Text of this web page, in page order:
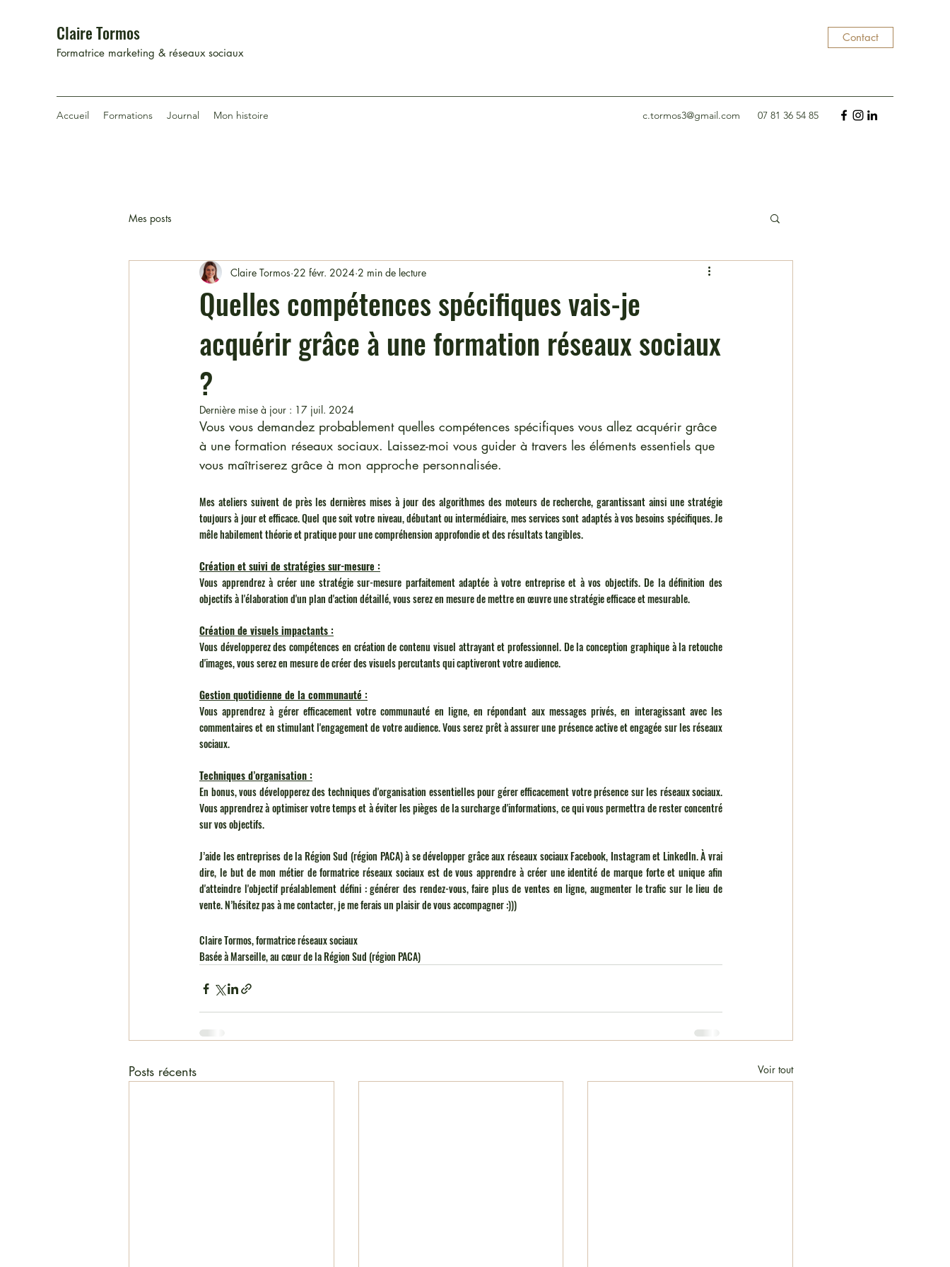
Claire Tormos
Formatrice marketing & réseaux sociaux
Contact
Accueil Formations Journal Mon histoire c.tormos3@gmail.com 07 81 36 54 85
Mes posts
Quelles compétences spécifiques vais-je
acquérir grâce à une formation réseaux sociaux
?
Claire Tormos 22 févr. 2024 2 min de lecture
Dernière mise à jour : 17 juil. 2024
Vous vous demandez probablement quelles compétences spécifiques vous allez acquérir grâce
à une formation réseaux sociaux. Laissez-moi vous guider à travers les éléments essentiels que
vous maîtriserez grâce à mon approche personnalisée.
Mes ateliers suivent de près les dernières mises à jour des algorithmes des moteurs de recherche, garantissant ainsi une stratégie
toujours à jour et efficace. Quel que soit votre niveau, débutant ou intermédiaire, mes services sont adaptés à vos besoins spécifiques. Je
mêle habilement théorie et pratique pour une compréhension approfondie et des résultats tangibles.
Création et suivi de stratégies sur-mesure :
Vous apprendrez à créer une stratégie sur-mesure parfaitement adaptée à votre entreprise et à vos objectifs. De la définition des
objectifs à l'élaboration d'un plan d'action détaillé, vous serez en mesure de mettre en œuvre une stratégie efficace et mesurable.
Création de visuels impactants :
Vous développerez des compétences en création de contenu visuel attrayant et professionnel. De la conception graphique à la retouche
d'images, vous serez en mesure de créer des visuels percutants qui captiveront votre audience.
Gestion quotidienne de la communauté :
Vous apprendrez à gérer efficacement votre communauté en ligne, en répondant aux messages privés, en interagissant avec les
commentaires et en stimulant l'engagement de votre audience. Vous serez prêt à assurer une présence active et engagée sur les réseaux
sociaux.
Techniques d’organisation :
En bonus, vous développerez des techniques d'organisation essentielles pour gérer efficacement votre présence sur les réseaux sociaux.
Vous apprendrez à optimiser votre temps et à éviter les pièges de la surcharge d'informations, ce qui vous permettra de rester concentré
sur vos objectifs.
J’aide les entreprises de la Région Sud (région PACA) à se développer grâce aux réseaux sociaux Facebook, Instagram et LinkedIn. À vrai
dire, le but de mon métier de formatrice réseaux sociaux est de vous apprendre à créer une identité de marque forte et unique afin
d'atteindre l'objectif préalablement défini : générer des rendez-vous, faire plus de ventes en ligne, augmenter le trafic sur le lieu de
vente. N’hésitez pas à me contacter, je me ferais un plaisir de vous accompagner :)))
Claire Tormos, formatrice réseaux sociaux
Basée à Marseille, au cœur de la Région Sud (région PACA)
Posts récents Voir tout